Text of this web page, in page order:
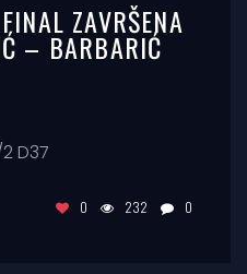
ZAVRŠENA
– BARBARIĆ
D37
0 232 0